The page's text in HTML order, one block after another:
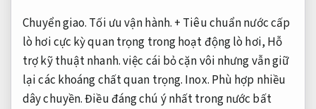
Chuyển giao. Tối ưu vận hành. + Tiêu chuẩn nước cấp
lò hơi cực kỳ quan trọng trong hoạt động lò hơi, Hỗ
trợ kỹ thuật nhanh.việc cái bỏ cặn vôi nhưng vẫn giữ
lại các khoáng chất quan trọng. Inox. Phù hợp nhiều
dây chuyền.Điều đáng chú ý nhất trong nước bất